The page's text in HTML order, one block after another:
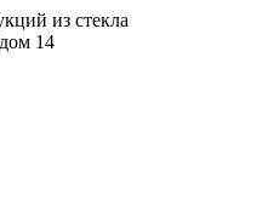
из стекла
14